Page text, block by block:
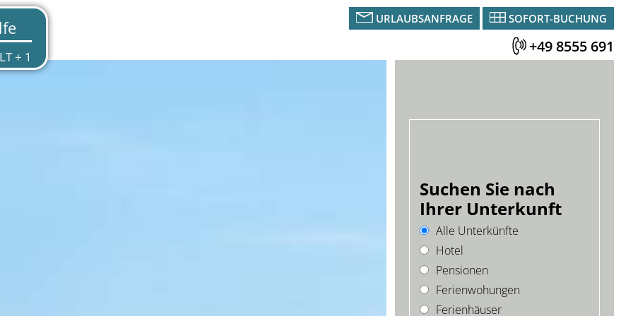
URLAUBSANFRAGE SOFORT-BUCHUNG
+49 8555 691
Suchen Sie nach
Ihrer Unterkunft
Alle Unterkünfte
Hotel
Pensionen
Ferienwohungen
Ferienhäuser